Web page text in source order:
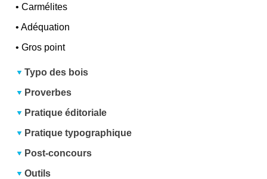
•Carmélites
•Adéquation
•Gros point
Typo des bois
Proverbes
Pratique éditoriale
Pratique typographique
Post-concours
Outils